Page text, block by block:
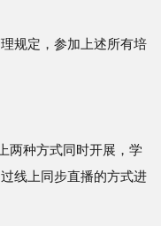
规定，参加上述所有培
种方式同时开展，学
线上同步直播的方式进